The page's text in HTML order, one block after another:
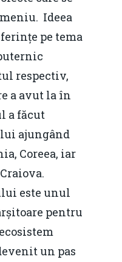
Ideea
pe tema
respectiv,
a avut la în
a făcut
ajungând
Coreea, iar
este unul
pentru
un pas